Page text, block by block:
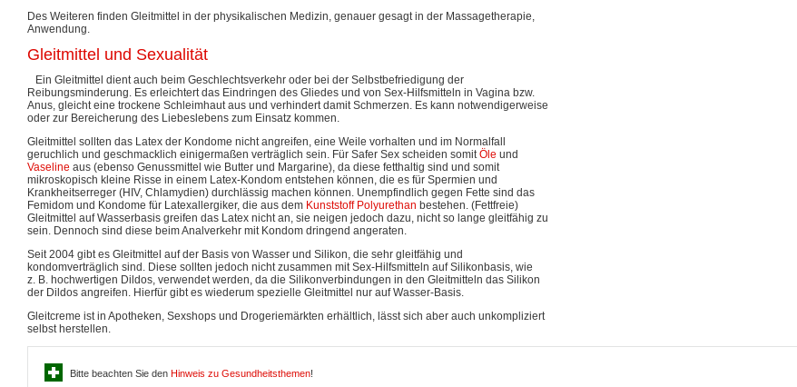
Des Weiteren finden Gleitmittel in der physikalischen Medizin, genauer gesagt in der Massagetherapie,
Anwendung.
Gleitmittel und Sexualität
Ein Gleitmittel dient auch beim Geschlechtsverkehr oder bei der Selbstbefriedigung der
Reibungsminderung. Es erleichtert das Eindringen des Gliedes und von Sex-Hilfsmitteln in Vagina bzw.
Anus, gleicht eine trockene Schleimhaut aus und verhindert damit Schmerzen. Es kann notwendigerweise
oder zur Bereicherung des Liebeslebens zum Einsatz kommen.
Gleitmittel sollten das Latex der Kondome nicht angreifen, eine Weile vorhalten und im Normalfall
geruchlich und geschmacklich einigermaßen verträglich sein. Für Safer Sex scheiden somitÖle und
Vaseline aus (ebenso Genussmittel wie Butter und Margarine), da diese fetthaltig sind und somit
mikroskopisch kleine Risse in einem Latex-Kondom entstehen können, die es für Spermien und
Krankheitserreger (HIV, Chlamydien) durchlässig machen können. Unempfindlich gegen Fette sind das
Femidom und Kondome für Latexallergiker, die aus dem Kunststoff Polyurethan bestehen. (Fettfreie)
Gleitmittel auf Wasserbasis greifen das Latex nicht an, sie neigen jedoch dazu, nicht so lange gleitfähig zu
sein. Dennoch sind diese beim Analverkehr mit Kondom dringend angeraten.
Seit 2004 gibt es Gleitmittel auf der Basis von Wasser und Silikon, die sehr gleitfähig und
kondomverträglich sind. Diese sollten jedoch nicht zusammen mit Sex-Hilfsmitteln auf Silikonbasis, wie
z. B. hochwertigen Dildos, verwendet werden, da die Silikonverbindungen in den Gleitmitteln das Silikon
der Dildos angreifen. Hierfür gibt es wiederum spezielle Gleitmittel nur auf Wasser-Basis.
Gleitcreme ist in Apotheken, Sexshops und Drogeriemärkten erhältlich, lässt sich aber auch unkompliziert
selbst herstellen.
Bitte beachten Sie den Hinweis zu Gesundheitsthemen!